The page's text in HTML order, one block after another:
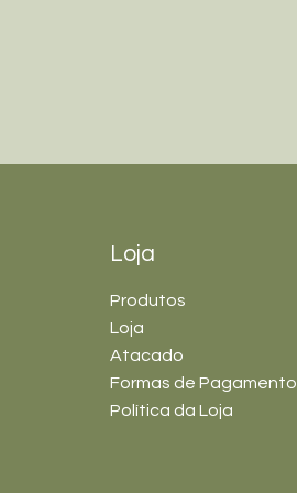
Loja
Produtos
Loja
Atacado
Formas de Pagamento
Política da Loja